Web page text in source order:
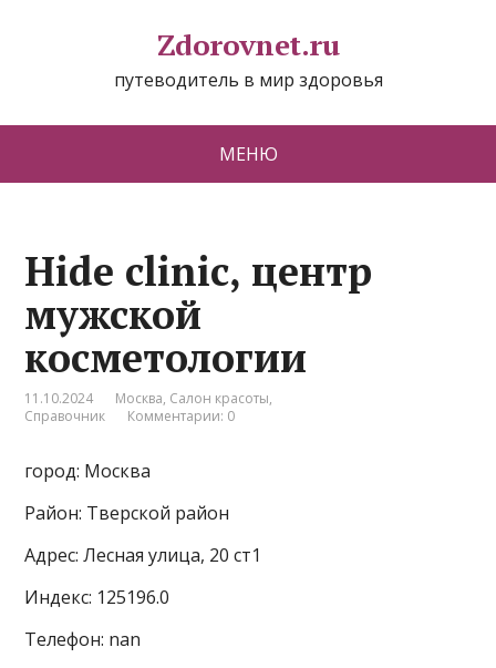
Zdorovnet.ru
путеводитель в мир здоровья
МЕНЮ
Hide clinic, центр
мужской
косметологии
11.10.2024 Москва, Салон красоты,
Справочник
Комментарии: 0
город: Москва
Район: Тверской район
Адрес: Лесная улица, 20 ст1
Индекс: 125196.0
Телефон: nan